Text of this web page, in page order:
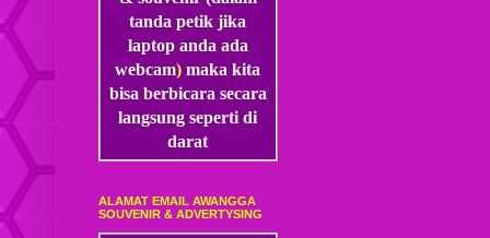
tanda petik jika
laptop anda ada
webcam)maka kita
bisa berbicara secara
langsung seperti di
darat
ALAMAT EMAIL AWANGGA
SOUVENIR & ADVERTYSING